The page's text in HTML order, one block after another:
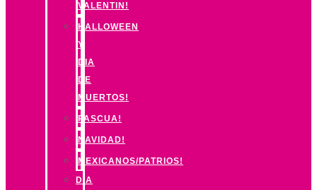
VALENTIN!
HALLOWEEN
Y
DIA
DE
MUERTOS!
PASCUA!
NAVIDAD!
MEXICANOS/PATRIOS!
DIA